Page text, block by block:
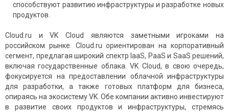
способствуют развитию инфраструктуры и разработке новых
продуктов.
Cloud.ru и VK Cloud являются заметными игроками на
российском рынке. Cloud.ru ориентирован на корпоративный
сегмент, предлагая широкий спектр IaaS, PaaS и SaaS решений,
включая государственные облака. VK Cloud, в свою очередь,
фокусируется на предоставлении облачной инфраструктуры
для разработки, а также готовых платформ для бизнеса,
опираясь на экосистему VK. Обе компании активно инвестируют
в развитие своих продуктов и инфраструктуры, стремясь